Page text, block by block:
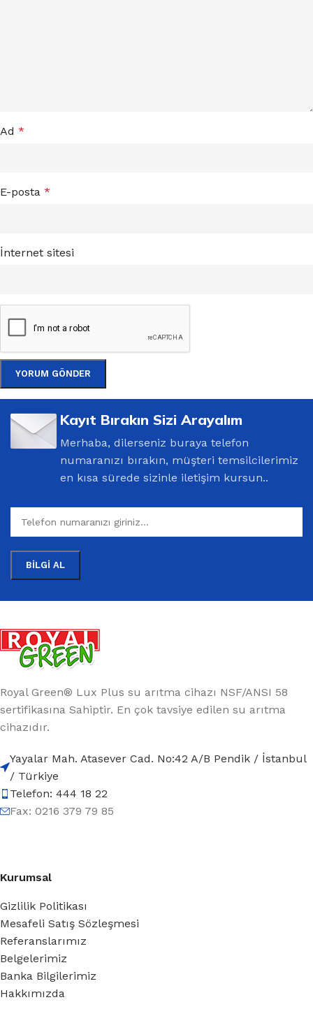
Ad *
E-posta *
İnternet sitesi
Kayıt Bırakın Sizi Arayalım
Merhaba, dilerseniz buraya telefon
numaranızı bırakın, müşteri temsilcilerimiz
en kısa sürede sizinle iletişim kursun..
Royal Green® Lux Plus su arıtma cihazı NSF/ANSI 58
sertifikasına Sahiptir. En çok tavsiye edilen su arıtma
cihazıdır.
Yayalar Mah. Atasever Cad. No:42 A/B Pendik / İstanbul
/ Türkiye
Telefon: 444 18 22
Fax: 0216 379 79 85
Kurumsal
Gizlilik Politikası
Mesafeli Satış Sözleşmesi
Referanslarımız
Belgelerimiz
Banka Bilgilerimiz
Hakkımızda